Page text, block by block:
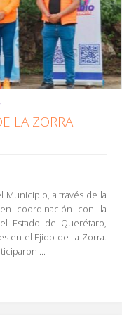
LA ZORRA
Municipio, a través de la
coordinación con la
Estado de Querétaro,
en el Ejido de La Zorra.
…